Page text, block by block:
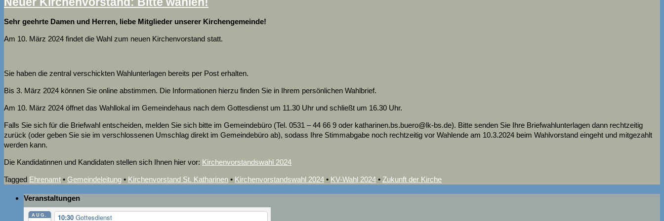
Sehr geehrte Damen und Herren, liebe Mitglieder unserer Kirchengemeinde!
Am 10. März 2024 findet die Wahl zum neuen Kirchenvorstand statt.
Sie haben die zentral verschickten Wahlunterlagen bereits per Post erhalten.
Bis 3. März 2024 können Sie online abstimmen. Die Informationen hierzu finden Sie in Ihrem persönlichen Wahlbrief.
Am 10. März 2024 öffnet das Wahllokal im Gemeindehaus nach dem Gottesdienst um 11.30 Uhr und schließt um 16.30 Uhr.
Falls Sie sich für die Briefwahl entscheiden, melden Sie sich bitte im Gemeindebüro (Tel. 0531 – 44 66 9 oder katharinen.bs.buero@lk-bs.de). Bitte senden Sie Ihre Briefwahlunterlagen dann rechtzeitig
zurück (oder geben Sie sie im verschlossenen Umschlag direkt im Gemeindebüro ab), sodass Ihre Stimmabgabe noch rechtzeitig vor Wahlende am 10.3.2024 beim Wahlvorstand eingeht und mitgezahlt
werden kann.
Die Kandidatinnen und Kandidaten stellen sich Ihnen hier vor: Kirchenvorstandswahl 2024
Tagged Ehrenamt • Gemeindeleitung • Kirchenvorstand St. Katharinen • Kirchenvorstandswahl 2024 • KV-Wahl 2024 • Zukunft der Kirche
Veranstaltungen
AUG. 10:30 Gottesdienst